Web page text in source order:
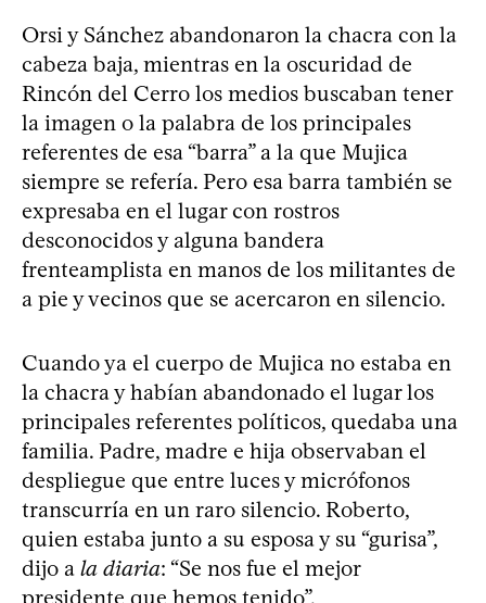
Orsi y Sánchez abandonaron la chacra con la
cabeza baja, mientras en la oscuridad de
Rincón del Cerro los medios buscaban tener
la imagen o la palabra de los principales
referentes de esa “barra” a la que Mujica
siempre se refería. Pero esa barra también se
expresaba en el lugar con rostros
desconocidos y alguna bandera
frenteamplista en manos de los militantes de
a pie y vecinos que se acercaron en silencio.
Cuando ya el cuerpo de Mujica no estaba en
la chacra y habían abandonado el lugar los
principales referentes políticos, quedaba una
familia. Padre, madre e hija observaban el
despliegue que entre luces y micrófonos
transcurría en un raro silencio. Roberto,
quien estaba junto a su esposa y su “gurisa”,
dijo a la diaria: “Se nos fue el mejor
presidente que hemos tenido”.